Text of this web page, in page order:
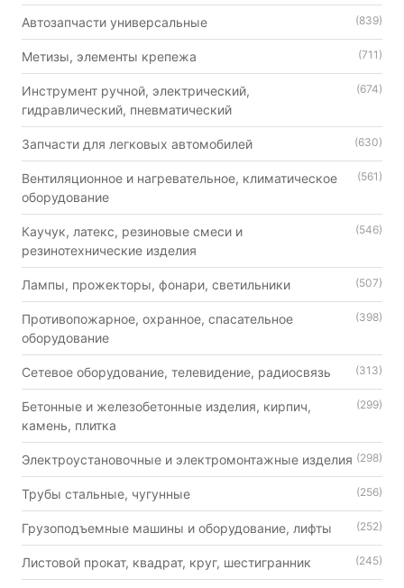
Автозапчасти универсальные (839)
Метизы, элементы крепежа (711)
Инструмент ручной, электрический,
гидравлический, пневматический
(674)
Запчасти для легковых автомобилей (630)
Вентиляционное и нагревательное, климатическое
оборудование
(561)
Каучук, латекс, резиновые смеси и
резинотехнические изделия
(546)
Лампы, прожекторы, фонари, светильники (507)
Противопожарное, охранное, спасательное
оборудование
(398)
Сетевое оборудование, телевидение, радиосвязь (313)
Бетонные и железобетонные изделия, кирпич,
камень, плитка
(299)
Электроустановочные и электромонтажные изделия (298)
Трубы стальные, чугунные (256)
Грузоподъемные машины и оборудование, лифты (252)
Листовой прокат, квадрат, круг, шестигранник (245)